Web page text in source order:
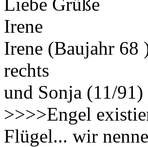
Irene
Irene (Baujahr 68
rechts
und Sonja (11/91)
>>>>Engel
Flügel... wir